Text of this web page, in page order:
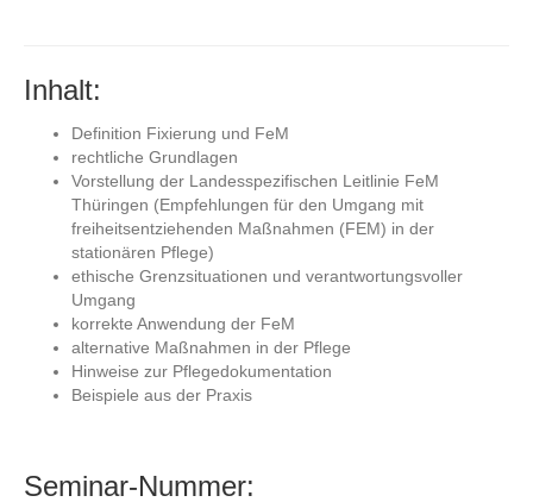
Inhalt:
Definition Fixierung und FeM
rechtliche Grundlagen
Vorstellung der Landesspezifischen Leitlinie FeM
Thüringen (Empfehlungen für den Umgang mit
freiheitsentziehenden Maßnahmen (FEM) in der
stationären Pflege)
ethische Grenzsituationen und verantwortungsvoller
Umgang
korrekte Anwendung der FeM
alternative Maßnahmen in der Pflege
Hinweise zur Pflegedokumentation
Beispiele aus der Praxis
Seminar-Nummer: